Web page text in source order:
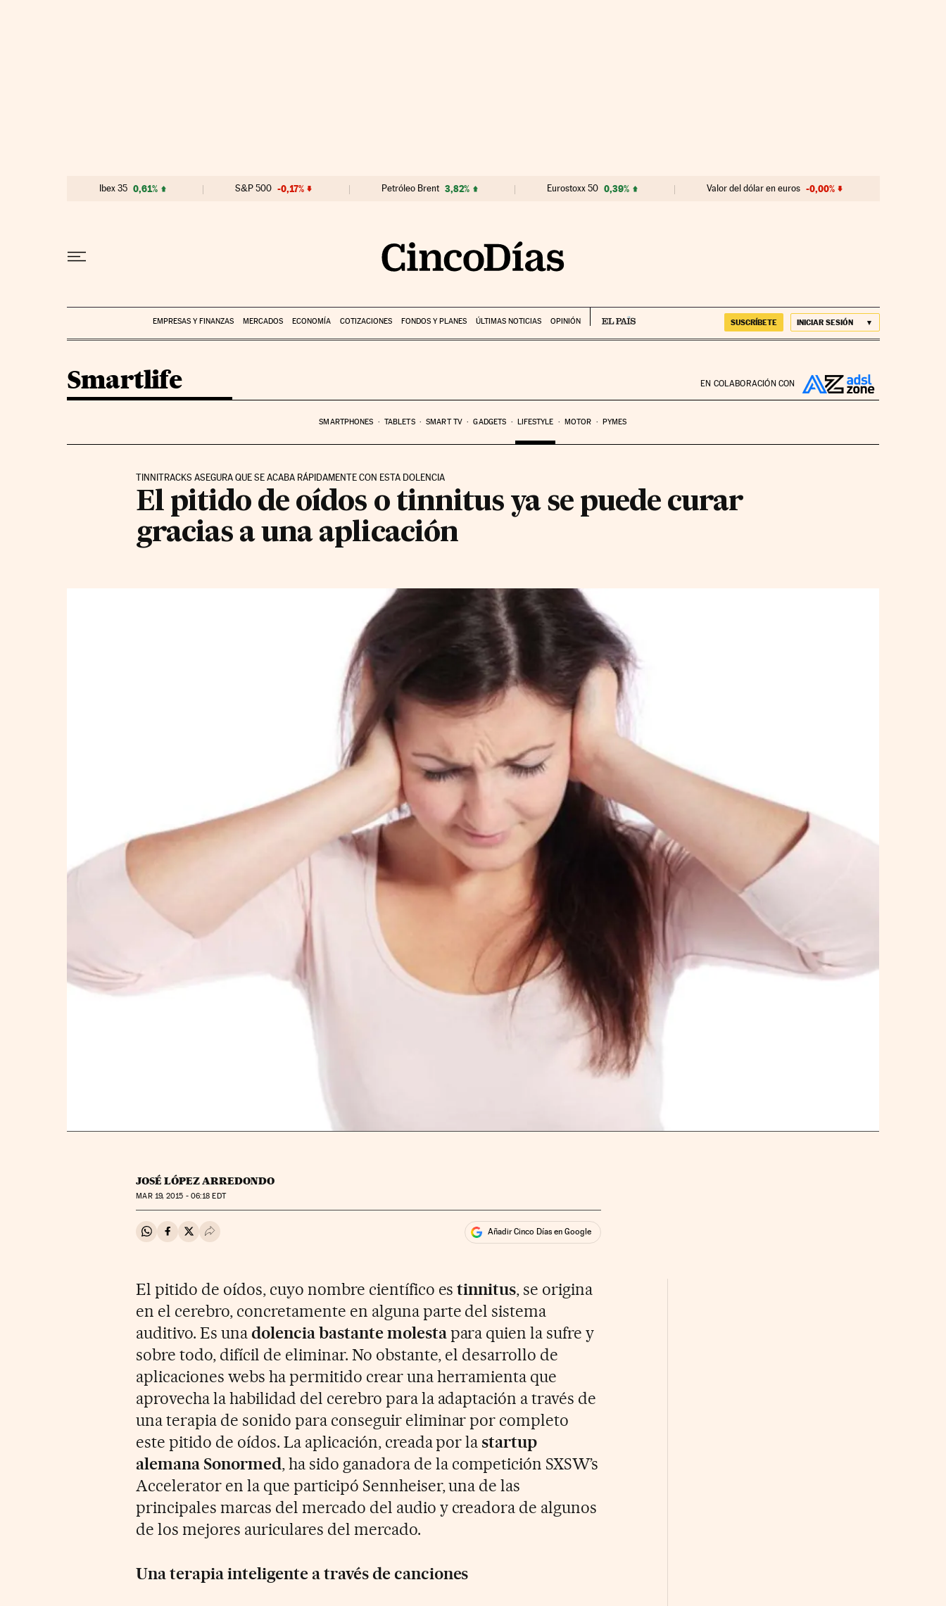
Ibex 35 0,61% S&P 500 -0,17% Petróleo Brent 3,82% Eurostoxx 50 0,39% Valor del dólar en euros -0,00%
EMPRESAS Y FINANZAS MERCADOS ECONOMÍA COTIZACIONES FONDOS Y PLANES ÚLTIMAS NOTICIAS OPINIÓN SUSCRÍBETE INICIAR SESIÓN
EN COLABORACIÓN CON
Smartlife
SMARTPHONES TABLETS SMART TV GADGETS LIFESTYLE MOTOR PYMES
TINNITRACKS ASEGURA QUE SE ACABA RÁPIDAMENTE CON ESTA DOLENCIA
El pitido de oídos o tinnitus ya se puede curar
gracias a una aplicación
JOSÉ LÓPEZ ARREDONDO
MAR19, 2015 - 06:18 EDT
Compartir en Whatsapp
Compartir en Facebook
Compartir en Twitter
Desplegar Redes Sociales Añadir Cinco Días en Google
El pitido de oídos, cuyo nombre científico estinnitus, se origina
en el cerebro, concretamente en alguna parte del sistema
auditivo. Es unadolencia bastante molestapara quien la sufre y
sobre todo, difícil de eliminar. No obstante, el desarrollo de
aplicaciones webs ha permitido crear una herramienta que
aprovecha la habilidad del cerebro para la adaptación a través de
una terapia de sonido para conseguir eliminar por completo
este pitido de oídos. La aplicación, creada por lastartup
alemana Sonormed, ha sido ganadora de la competición SXSW’s
Accelerator en la que participó Sennheiser, una de las
principales marcas del mercado del audio y creadora de algunos
de los mejores auriculares del mercado.
Una terapia inteligente a través de canciones